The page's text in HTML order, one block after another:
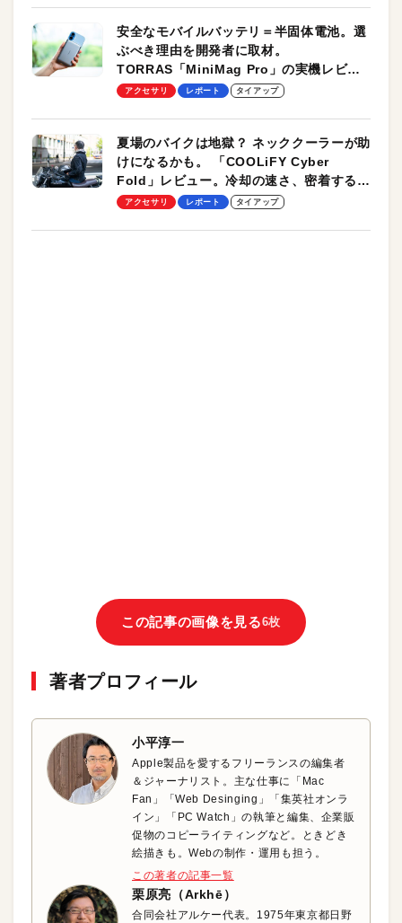
安全なモバイルバッテリ＝半固体電池。選
ぶべき理由を開発者に取材。
TORRAS「MiniMag Pro」の実機レビュ
ーも
アクセサリ レポート タイアップ
夏場のバイクは地獄？ ネッククーラーが助
けになるかも。 「COOLiFY Cyber
Fold」レビュー。冷却の速さ、密着する冷
却プレート、シンプルな操作性がグッド！
アクセサリ レポート タイアップ
この記事の画像を見る6枚
著者プロフィール
小平淳一
Apple製品を愛するフリーランスの編集者
＆ジャーナリスト。主な仕事に「Mac
Fan」「Web Desinging」「集英社オンラ
イン」「PC Watch」の執筆と編集、企業販
促物のコピーライティングなど。ときどき
絵描きも。Webの制作・運用も担う。
この著者の記事一覧
栗原亮（Arkhē）
合同会社アルケー代表。1975年東京都日野